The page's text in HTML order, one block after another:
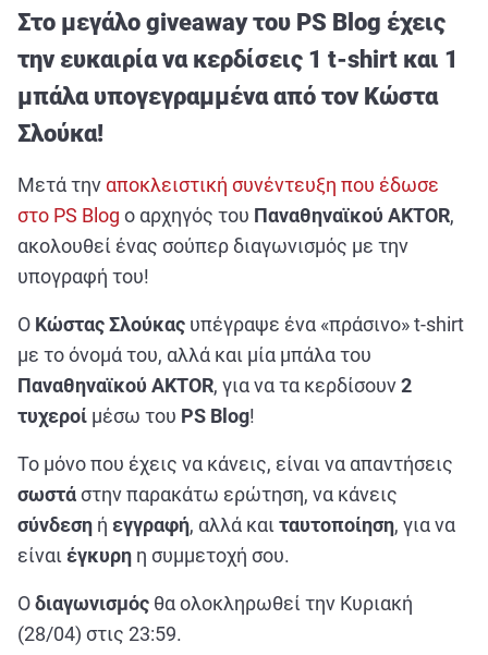
TSILI LEAGUE
RETRO
BLOGS
QUIZ
ΣΥΝΕΝΤΕΥΞΕΙΣ
ΑΘΛΗΤΙΚΕΣ ΜΕΤΑΔΟΣΕΙΣ
Εξυπηρέτηση Πελατών
Στο μεγάλο giveaway του PS Blog έχεις
την ευκαιρία να κερδίσεις 1 t-shirt και 1
μπάλα υπογεγραμμένα από τον Κώστα
Σλούκα!
Μετά την αποκλειστική συνέντευξη που έδωσε
στο PS Blog ο αρχηγός του Παναθηναϊκού AKTOR,
ακολουθεί ένας σούπερ διαγωνισμός με την
υπογραφή του!
Ο Κώστας Σλούκας υπέγραψε ένα «πράσινο» t-shirt
με το όνομά του, αλλά και μία μπάλα του
Παναθηναϊκού AKTOR, για να τα κερδίσουν2
τυχεροί μέσω του PS Blog!
Το μόνο που έχεις να κάνεις, είναι να απαντήσεις
σωστάστην παρακάτω ερώτηση, να κάνεις
σύνδεση ή εγγραφή, αλλά και ταυτοποίηση, για να
είναι έγκυρη η συμμετοχή σου.
Οδιαγωνισμός θα ολοκληρωθεί την Κυριακή
(28/04) στις 23:59.